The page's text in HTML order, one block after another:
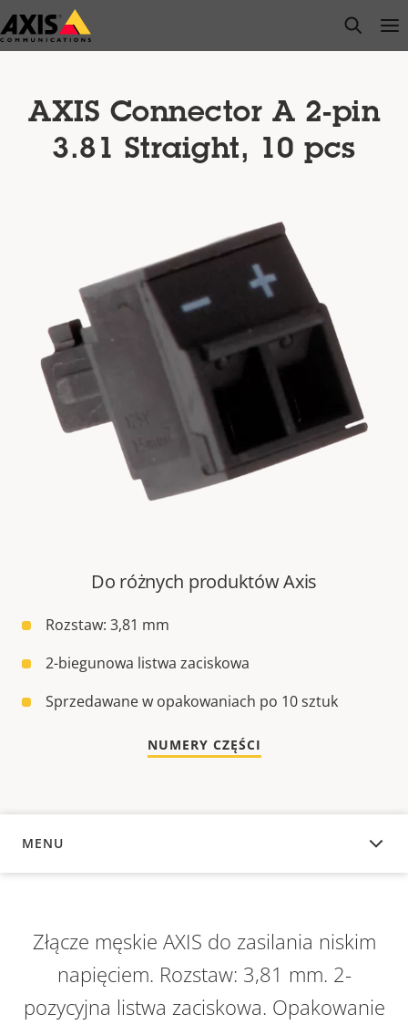
Przejdź
do
open
AXIS Connector A 2-pin
3.81 Straight, 10 pcs
Do różnych produktów Axis
Rozstaw: 3,81 mm
2-biegunowa listwa zaciskowa
Sprzedawane w opakowaniach po 10 sztuk
NUMERY CZĘŚCI
MENU
INFORMACJE OGÓLNE
Złącze męskie AXIS do zasilania niskim
napięciem. Rozstaw: 3,81 mm. 2-
pozycyjna listwa zaciskowa. Opakowanie